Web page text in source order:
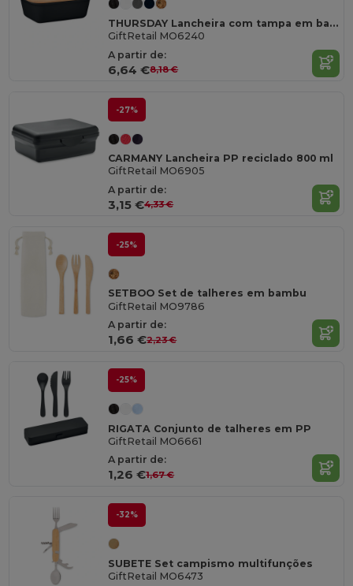
THURSDAY Lancheira com tampa em bambu
GiftRetail MO6240
A partir de:
6,64 €8,18 €
-27%
CARMANY Lancheira PP reciclado 800 ml
GiftRetail MO6905
A partir de:
3,15 €4,33 €
-25%
SETBOO Set de talheres em bambu
GiftRetail MO9786
A partir de:
1,66 €2,23 €
-25%
RIGATA Conjunto de talheres em PP
GiftRetail MO6661
A partir de:
1,26 €1,67 €
-32%
SUBETE Set campismo multifunções
GiftRetail MO6473